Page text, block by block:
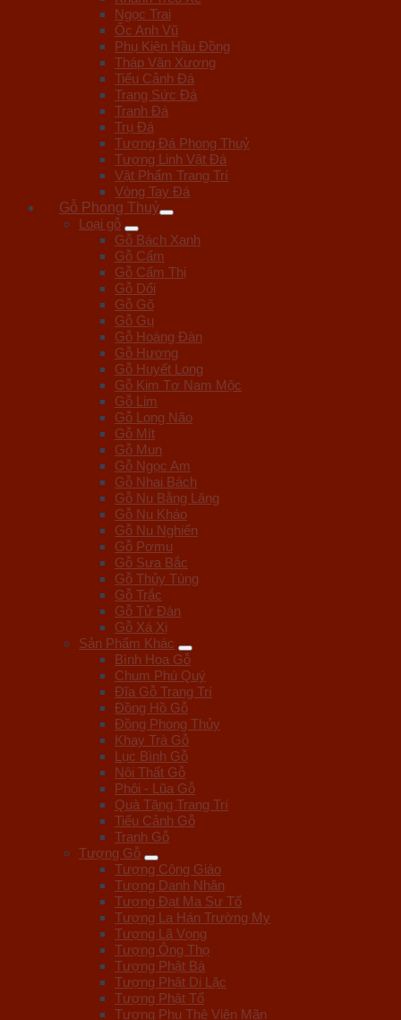
Ngọc Trai
Ốc Anh Vũ
Phụ Kiện Hầu Đồng
Tháp Văn Xương
Tiểu Cảnh Đá
Trang Sức Đá
Tranh Đá
Trụ Đá
Tượng Đá Phong Thuỷ
Tượng Linh Vật Đá
Vật Phẩm Trang Trí
Vòng Tay Đá
Gỗ Phong Thuỷ
Loại gỗ
Gỗ Bách Xanh
Gỗ Cẩm
Gỗ Cẩm Thị
Gỗ Dổi
Gỗ Gõ
Gỗ Gụ
Gỗ Hoàng Đàn
Gỗ Hương
Gỗ Huyết Long
Gỗ Kim Tơ Nam Mộc
Gỗ Lim
Gỗ Long Não
Gỗ Mít
Gỗ Mun
Gỗ Ngọc Am
Gỗ Nhai Bách
Gỗ Nu Bằng Lăng
Gỗ Nu Kháo
Gỗ Nu Nghiến
Gỗ Pơmu
Gỗ Sưa Bắc
Gỗ Thủy Tùng
Gỗ Trắc
Gỗ Tử Đàn
Gỗ Xá Xị
Sản Phẩm Khác
Bình Hoa Gỗ
Chum Phú Quý
Đĩa Gỗ Trang Trí
Đồng Hồ Gỗ
Đồng Phong Thủy
Khay Trà Gỗ
Lục Bình Gỗ
Nội Thất Gỗ
Phôi - Lũa Gỗ
Quà Tặng Trang Trí
Tiểu Cảnh Gỗ
Tranh Gỗ
Tượng Gỗ
Tượng Công Giáo
Tượng Danh Nhân
Tượng Đạt Ma Sư Tổ
Tượng La Hán Trường My
Tượng Lã Vọng
Tượng Ông Thọ
Tượng Phật Bà
Tượng Phật Di Lặc
Tượng Phật Tổ
Tượng Phu Thê Viên Mãn